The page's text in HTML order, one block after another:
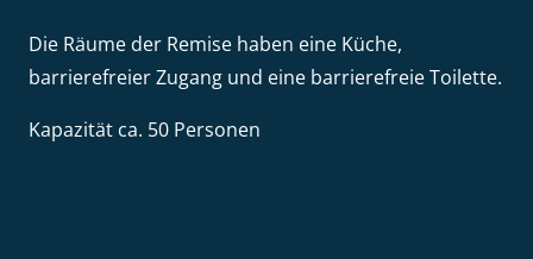
Die Räume der Remise haben eine Küche,
barrierefreier Zugang und eine barrierefreie Toilette.
Kapazität ca. 50 Personen